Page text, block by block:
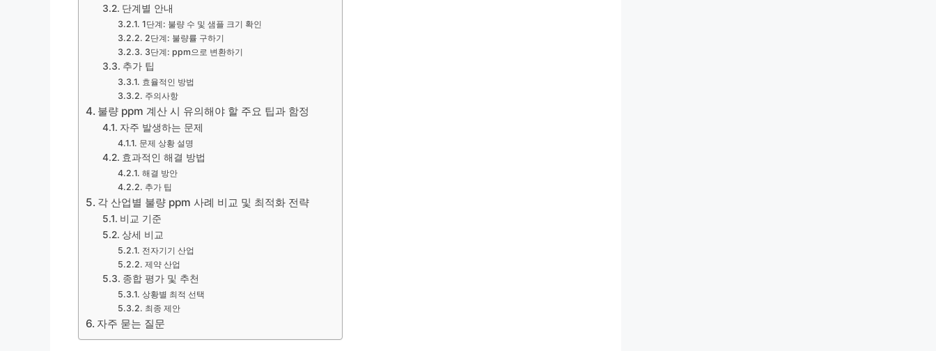
단계별 안내
1단계: 불량 수 및 샘플 크기 확인
2단계: 불량률 구하기
3단계: ppm으로 변환하기
추가 팁
효율적인 방법
주의사항
불량 ppm 계산 시 유의해야 할 주요 팁과 함정
자주 발생하는 문제
문제 상황 설명
효과적인 해결 방법
해결 방안
추가 팁
각 산업별 불량 ppm 사례 비교 및 최적화 전략
비교 기준
상세 비교
전자기기 산업
제약 산업
종합 평가 및 추천
상황별 최적 선택
최종 제안
자주 묻는 질문